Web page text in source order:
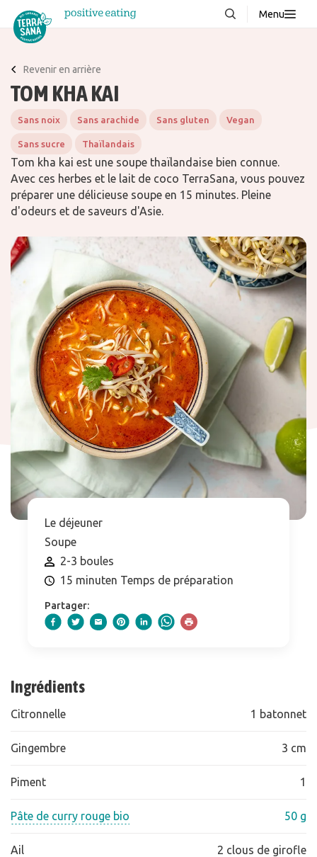
Menu
À propos de nous
Blog
Contacter
Revenir en arrière
TOM KHA KAI
Sans noix Sans arachide Sans gluten Vegan
Sans sucre Thaïlandais
Tom kha kai est une soupe thaïlandaise bien connue.
Avec ces herbes et le lait de coco TerraSana, vous pouvez
préparer une délicieuse soupe en 15 minutes. Pleine
d'odeurs et de saveurs d'Asie.
Le déjeuner
Soupe
2-3 boules
15 minuten Temps de préparation
Partager:
Ingrédients
Citronnelle 1 batonnet
Gingembre 3 cm
Piment 1
Pâte de curry rouge bio 50 g
Ail 2 clous de girofle